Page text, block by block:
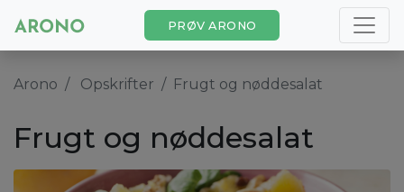
PRØV ARONO
Arono Opskrifter Frugt og nøddesalat
Frugt og nøddesalat